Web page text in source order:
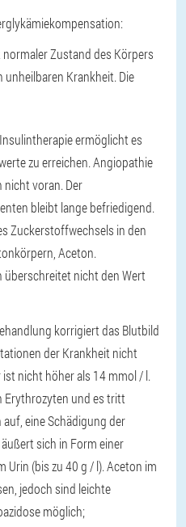
Zustand des Körpers
unheilbaren Krankheit. Die
ermöglicht es
zu erreichen. Angiopathie
voran. Der
bleibt lange befriedigend.
Zuckerstoffwechsels in den
Aceton.
nicht den Wert
korrigiert das Blutbild
der Krankheit nicht
nicht höher als 14 mmol / l.
Erythrozyten und es tritt
eine Schädigung der
sich in Form einer
Urin (bis zu 40 g / l). Aceton im
jedoch sind leichte
möglich;